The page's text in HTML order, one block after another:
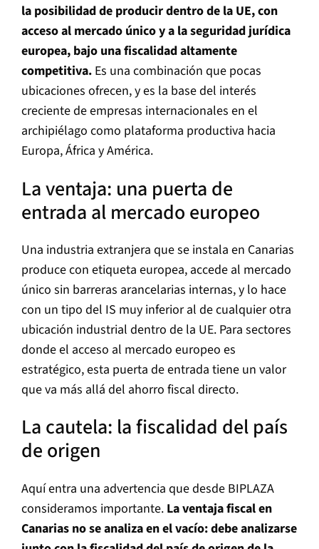
la posibilidad de producir dentro de la UE, con
acceso al mercado único y a la seguridad jurídica
europea, bajo una fiscalidad altamente
competitiva. Es una combinación que pocas
ubicaciones ofrecen, y es la base del interés
creciente de empresas internacionales en el
archipiélago como plataforma productiva hacia
Europa, África y América.
La ventaja: una puerta de
entrada al mercado europeo
Una industria extranjera que se instala en Canarias
produce con etiqueta europea, accede al mercado
único sin barreras arancelarias internas, y lo hace
con un tipo del IS muy inferior al de cualquier otra
ubicación industrial dentro de la UE. Para sectores
donde el acceso al mercado europeo es
estratégico, esta puerta de entrada tiene un valor
que va más allá del ahorro fiscal directo.
La cautela: la fiscalidad del país
de origen
Aquí entra una advertencia que desde BIPLAZA
consideramos importante. La ventaja fiscal en
Canarias no se analiza en el vacío: debe analizarse